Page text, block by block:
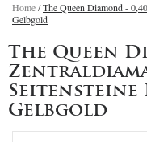
Home/The Queen Diamond -
Gelbgold
The Queen
Gelbgold